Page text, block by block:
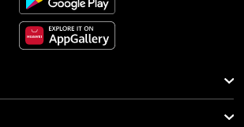
เรื่องย่อละคร ซ่านเสน่หา May you love me?